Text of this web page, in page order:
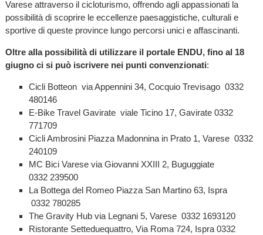
Varese attraverso il cicloturismo, offrendo agli appassionati la
possibilità di scoprire le eccellenze paesaggistiche, culturali e
sportive di queste province lungo percorsi unici e affascinanti.
Oltre alla possibilità di utilizzare il portale ENDU, fino al 18
giugno ci si può iscrivere nei punti convenzionati:
Cicli Botteon via Appennini 34, Cocquio Trevisago 0332
480146
E-Bike Travel Gavirate viale Ticino 17, Gavirate 0332
771709
Cicli Ambrosini Piazza Madonnina in Prato 1, Varese 0332
240109
MC Bici Varese via Giovanni XXIII 2, Buguggiate
0332 239500
La Bottega del Romeo Piazza San Martino 63, Ispra
0332 780285
The Gravity Hub via Legnani 5, Varese 0332 1693120
Ristorante Setteduequattro, Via Roma 724, Ispra 0332